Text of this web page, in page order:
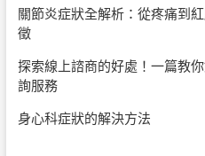
關節炎症狀全解析：從疼痛到
徵
探索線上諮商的好處！一篇教
詢服務
身心科症狀的解決方法